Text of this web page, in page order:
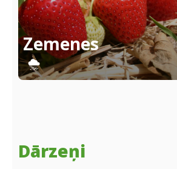
Zemenes
Dārzeņi